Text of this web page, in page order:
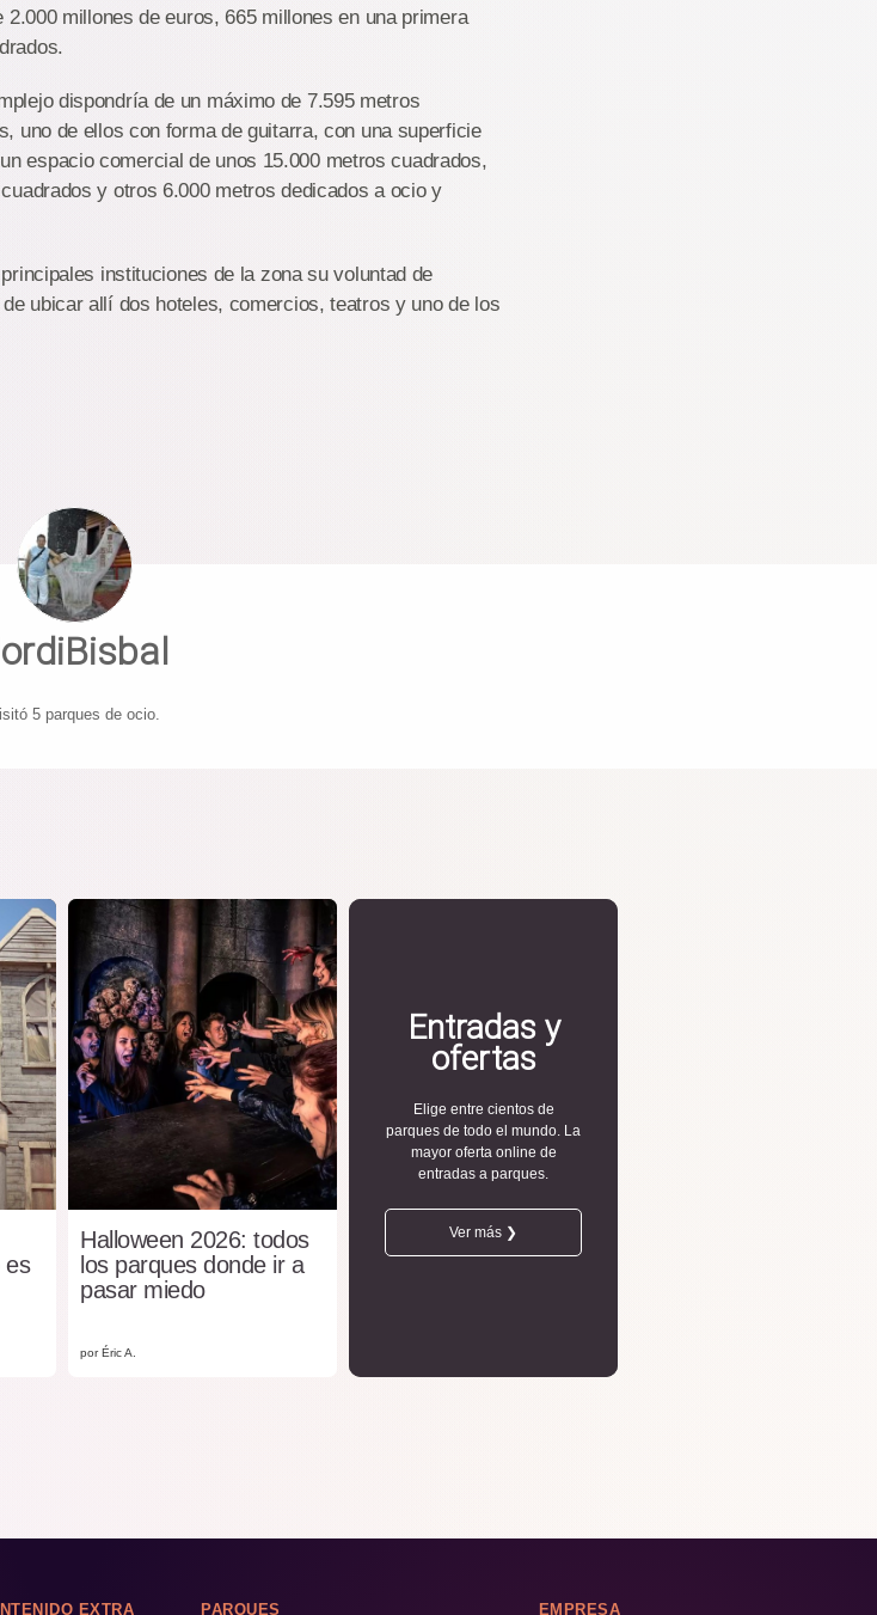
millones de euros, 665 millones en una primera
dispondría de un máximo de 7.595 metros
uno de ellos con forma de guitarra, con una superficie
espacio comercial de unos 15.000 metros cuadrados,
y otros 6.000 metros dedicados a ocio y
instituciones de la zona su voluntad de
ubicar allí dos hoteles, comercios, teatros y uno de los
5 parques de ocio.
es
Halloween 2026: todos
los parques donde ir a
pasar miedo
por Éric A.
Entradas y
ofertas
Elige entre cientos de
parques de todo el mundo. La
mayor oferta online de
entradas a parques.
Ver más ❯
EXTRA PARQUES EMPRESA